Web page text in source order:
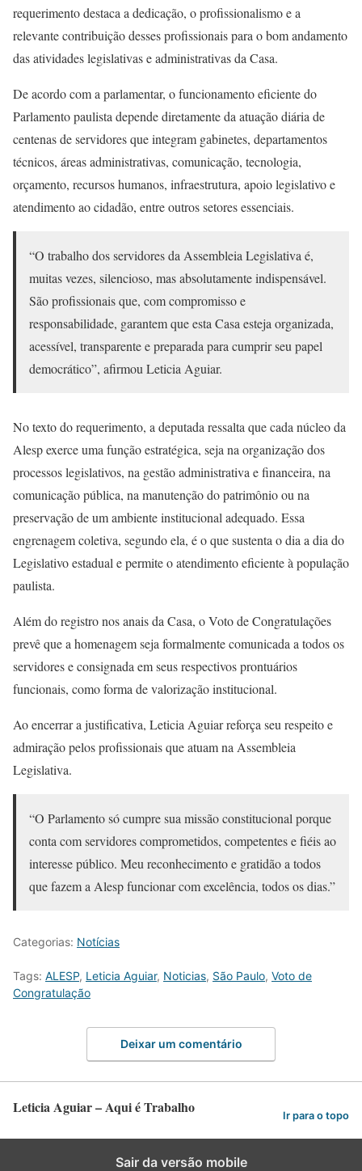
requerimento destaca a dedicação, o profissionalismo e a
relevante contribuição desses profissionais para o bom andamento
das atividades legislativas e administrativas da Casa.
De acordo com a parlamentar, o funcionamento eficiente do
Parlamento paulista depende diretamente da atuação diária de
centenas de servidores que integram gabinetes, departamentos
técnicos, áreas administrativas, comunicação, tecnologia,
orçamento, recursos humanos, infraestrutura, apoio legislativo e
atendimento ao cidadão, entre outros setores essenciais.
“O trabalho dos servidores da Assembleia Legislativa é,
muitas vezes, silencioso, mas absolutamente indispensável.
São profissionais que, com compromisso e
responsabilidade, garantem que esta Casa esteja organizada,
acessível, transparente e preparada para cumprir seu papel
democrático”, afirmou Leticia Aguiar.
No texto do requerimento, a deputada ressalta que cada núcleo da
Alesp exerce uma função estratégica, seja na organização dos
processos legislativos, na gestão administrativa e financeira, na
comunicação pública, na manutenção do patrimônio ou na
preservação de um ambiente institucional adequado. Essa
engrenagem coletiva, segundo ela, é o que sustenta o dia a dia do
Legislativo estadual e permite o atendimento eficiente à população
paulista.
Além do registro nos anais da Casa, o Voto de Congratulações
prevê que a homenagem seja formalmente comunicada a todos os
servidores e consignada em seus respectivos prontuários
funcionais, como forma de valorização institucional.
Ao encerrar a justificativa, Leticia Aguiar reforça seu respeito e
admiração pelos profissionais que atuam na Assembleia
Legislativa.
“O Parlamento só cumpre sua missão constitucional porque
conta com servidores comprometidos, competentes e fiéis ao
interesse público. Meu reconhecimento e gratidão a todos
que fazem a Alesp funcionar com excelência, todos os dias.”
Categorias: Notícias
Tags: ALESP, Leticia Aguiar, Noticias, São Paulo, Voto de
Congratulação
Deixar um comentário
Leticia Aguiar – Aqui é Trabalho Ir para o topo
Sair da versão mobile